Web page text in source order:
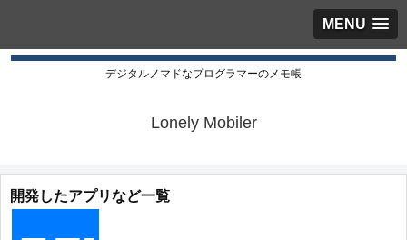
MENU
デジタルノマドなプログラマーのメモ帳
Lonely Mobiler
開発したアプリなど一覧